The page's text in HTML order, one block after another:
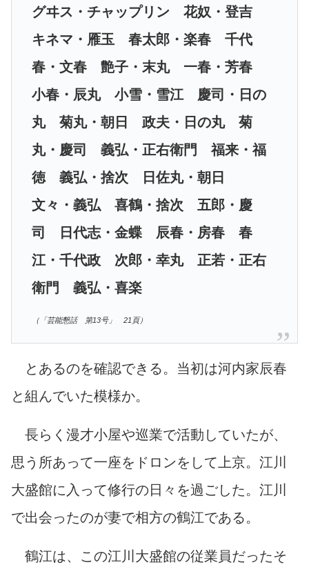
グヰス・チャップリン 花奴・登吉
キネマ・雁玉 春太郎・楽春 千代
春・文春 艶子・末丸 一春・芳春
小春・辰丸 小雪・雪江 慶司・日の
丸 菊丸・朝日 政夫・日の丸 菊
丸・慶司 義弘・正右衛門 福来・福
徳 義弘・捨次 日佐丸・朝日
文々・義弘 喜鶴・捨次 五郎・慶
司 日代志・金蝶 辰春・房春 春
江・千代政 次郎・幸丸 正若・正右
衛門 義弘・喜楽
（「芸能懇話 第13号」 21頁）
とあるのを確認できる。当初は河内家辰春
と組んでいた模様か。
長らく漫才小屋や巡業で活動していたが、
思う所あって一座をドロンをして上京。江川
大盛館に入って修行の日々を過ごした。江川
で出会ったのが妻で相方の鶴江である。
鶴江は、この江川大盛館の従業員だったそ